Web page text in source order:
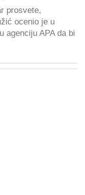
prosvete,
ocenio je u
agenciju APA da bi